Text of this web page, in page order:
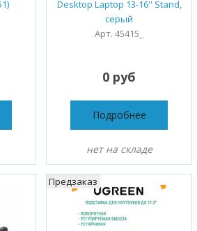
Desktop Laptop 13-16'' Stand,
серый
Арт. 45415_
0 руб
Подробнее
нет на складе
Предзаказ